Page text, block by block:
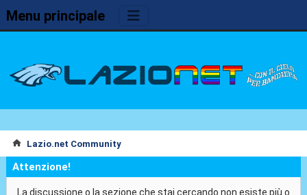
Menu principale
Lazio.net Community
Attenzione!
La discussione o la sezione che stai cercando non esiste più o